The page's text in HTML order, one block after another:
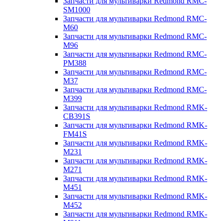
SM1000
Запчасти для мультиварки Redmond RMC-
M60
Запчасти для мультиварки Redmond RMC-
M96
Запчасти для мультиварки Redmond RMC-
PM388
Запчасти для мультиварки Redmond RMC-
M37
Запчасти для мультиварки Redmond RMC-
M399
Запчасти для мультиварки Redmond RMK-
CB391S
Запчасти для мультиварки Redmond RMK-
FM41S
Запчасти для мультиварки Redmond RMK-
M231
Запчасти для мультиварки Redmond RMK-
M271
Запчасти для мультиварки Redmond RMK-
M451
Запчасти для мультиварки Redmond RMK-
M452
Запчасти для мультиварки Redmond RMK-